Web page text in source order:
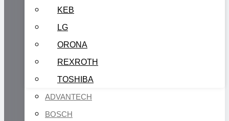
KEB
LG
ORONA
REXROTH
TOSHIBA
ADVANTECH
BOSCH